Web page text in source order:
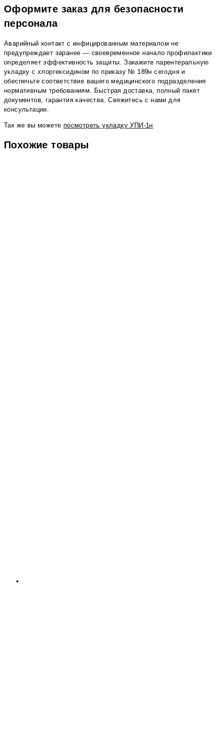
Оформите заказ для безопасности
персонала
Аварийный контакт с инфицированным материалом не
предупреждает заранее — своевременное начало профилактики
определяет эффективность защиты. Закажите парентеральную
укладку с хлоргексидином по приказу № 189н сегодня и
обеспечьте соответствие вашего медицинского подразделения
нормативным требованиям. Быстрая доставка, полный пакет
документов, гарантия качества. Свяжитесь с нами для
консультации.
Так же вы можете посмотреть укладку УПИ-1н
Похожие товары